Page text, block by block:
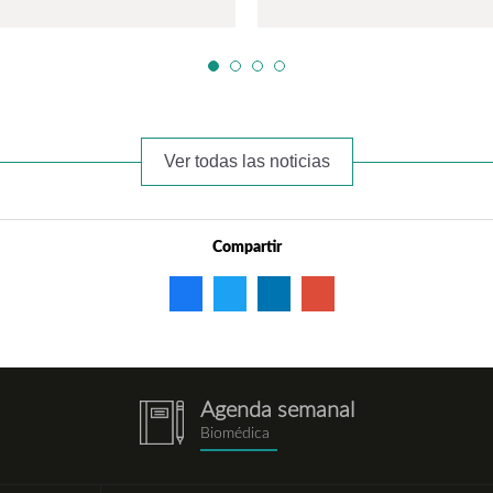
Ver todas las noticias
Compartir
notebook.png
Agenda semanal
Biomédica